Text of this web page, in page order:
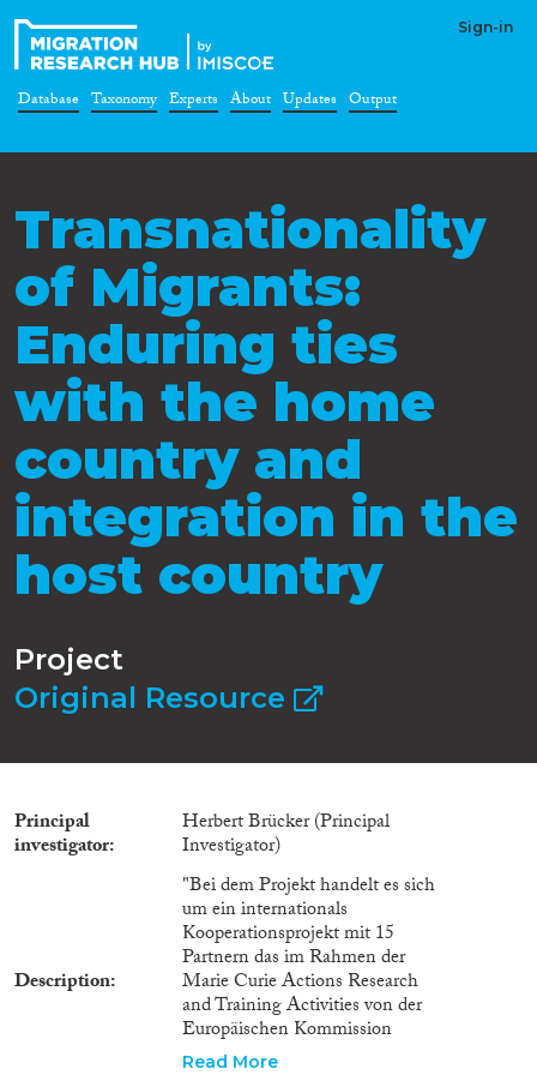
Sign-in
Database Taxonomy Experts About Updates Output
Transnationality
of Migrants:
Enduring ties
with the home
country and
integration in the
host country
Project
Original Resource
Principal
investigator
Herbert Brücker (Principal
Investigator)
Description
"Bei dem Projekt handelt es sich
um ein internationals
Kooperationsprojekt mit 15
Partnern das im Rahmen der
Marie Curie Actions Research
and Training Activities von der
Europäischen Kommission
finanziert wird. Die
Read More